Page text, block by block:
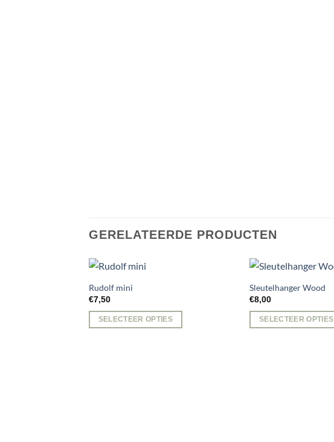
GERELATEERDE PRODUCTEN
Rudolf mini
€7,50
SELECTEER OPTIES
Sleutelhanger Wood
€8,00
SELECTEER OPTIES